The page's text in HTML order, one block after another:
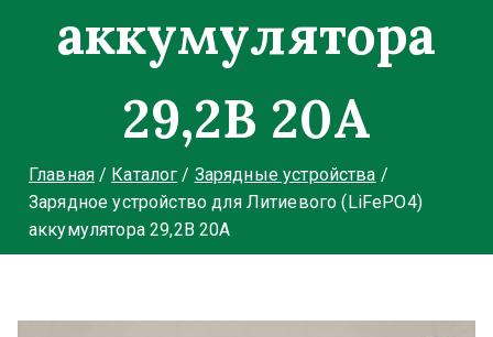
аккумулятора
29,2В 20A
Главная Каталог
Зарядные устройства
Зарядное устройство для Литиевого (LiFePO4)
аккумулятора 29,2В 20A